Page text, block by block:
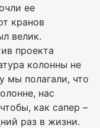
ее
кранов
велик.
проекта
колонны не
мы полагали, что
нас
как сапер –
раз в жизни.